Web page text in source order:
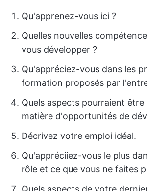
Qu'apprenez-vous ici ?
Quelles nouvelles
vous développer ?
Qu'appréciez-vous dans les
formation proposés par
Quels aspects pourraient être
matière d'opportunités de
Décrivez votre emploi idéal.
Qu'appréciiez-vous le plus
rôle et ce que vous ne faites
Quels aspects de votre